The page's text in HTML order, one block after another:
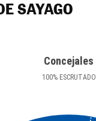
SAYAGO
Concejales
100%ESCRUTADO